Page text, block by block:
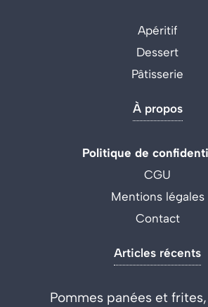
Apéritif
Dessert
Pâtisserie
À propos
Politique de
CGU
Mentions légales
Contact
Articles récents
Pommes panées et